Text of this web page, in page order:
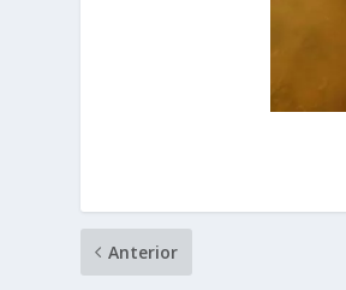
Anterior